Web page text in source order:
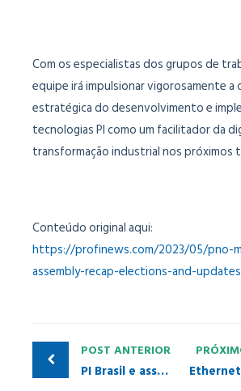
Com os especialistas dos grupos de
equipe irá impulsionar vigorosamente a
estratégica do desenvolvimento e
tecnologias PI como um facilitador da
transformação industrial nos próximos
Conteúdo original aqui:
https://profinews.com/2023/05/pno-
assembly-recap-elections-and-
POST ANTERIOR
PI Brasil e associadas têm agenda intensa de visitas e reuniões em maio